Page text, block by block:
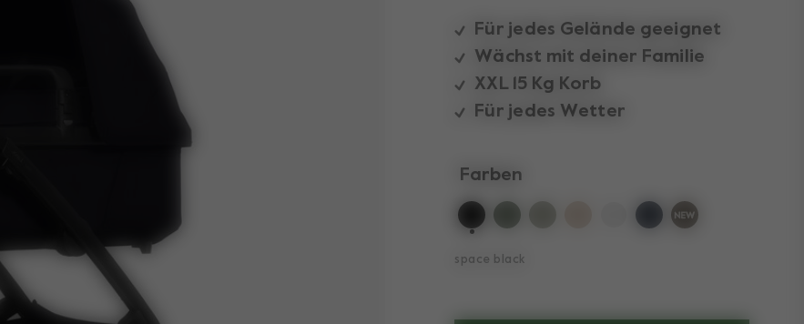
Für jedes Gelände geeignet
Wächst mit deiner Familie
XXL 15 Kg Korb
Für jedes Wetter
Farben
space black